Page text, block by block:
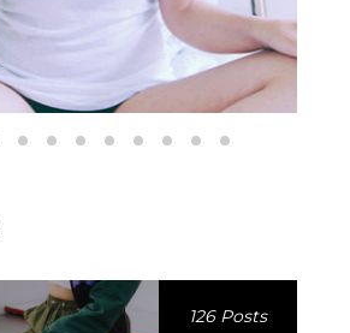
126 Posts